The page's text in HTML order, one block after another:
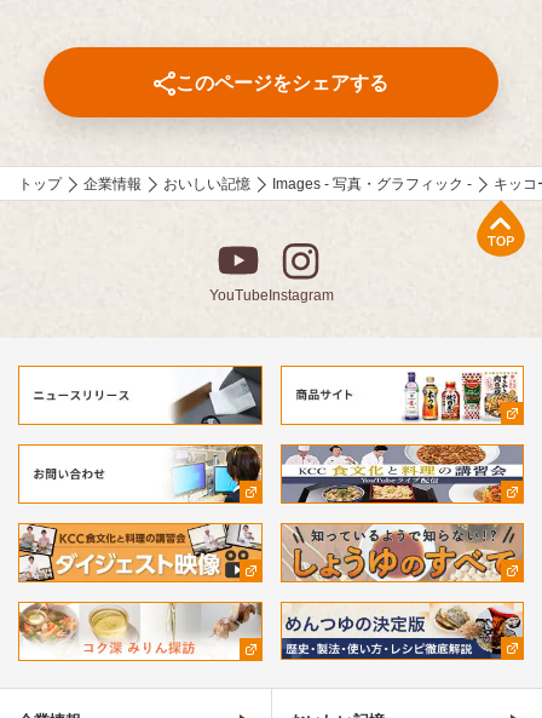
このページをシェアする
トップ 企業情報 おいしい記憶 Images - 写真・グラフィック - キッコ
YouTube Instagram